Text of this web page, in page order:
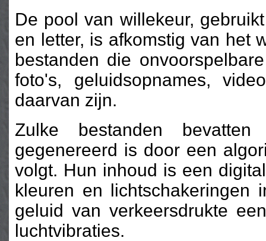
De pool van willekeur,
en letter, is afkomstig van het
bestanden die
foto's, geluidsopnames,
daarvan zijn.
Zulke bestanden
gegenereerd is door een
volgt. Hun inhoud is een
kleuren en lichtschakeringen
geluid van verkeersdrukte
luchtvibraties.